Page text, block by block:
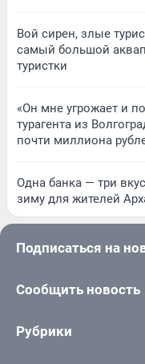
Вой сирен, злые
самый большой
туристки
«Он мне угрожает и
турагента из
почти миллиона
Одна банка — три
зиму для жителей
Подписаться на
Сообщить новость
Рубрики